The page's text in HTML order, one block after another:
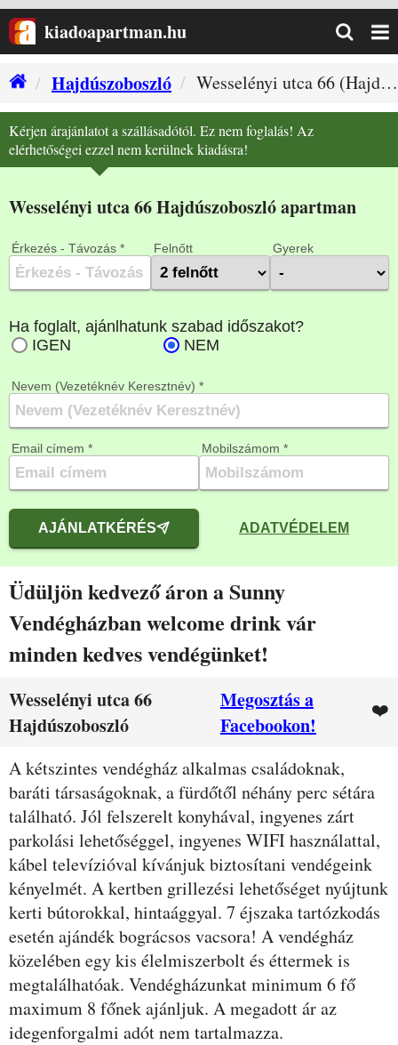
kiadoapartman.hu
Hajdúszoboszló
Wesselényi utca 66 (Hajdúszoboszló szállás)
Kérjen árajánlatot a szállásadótól. Ez nem foglalás! Az
elérhetőségei ezzel nem kerülnek kiadásra!
Wesselényi utca 66 Hajdúszoboszló apartman
Érkezés - Távozás * Felnőtt Gyerek
Nevem (Vezetéknév Keresztnév) *
Email címem * Mobilszámom *
AJÁNLATKÉRÉS ADATVÉDELEM
Üdüljön kedvező áron a Sunny
Vendégházban welcome drink vár
minden kedves vendégünket!
Wesselényi utca 66
Hajdúszoboszló
Megosztás a
Facebookon!
❤️
Leírás
A kétszintes vendégház alkalmas családoknak,
baráti társaságoknak, a fürdőtől néhány perc sétára
található. Jól felszerelt konyhával, ingyenes zárt
parkolási lehetőséggel, ingyenes WIFI használattal,
kábel televízióval kívánjuk biztosítani vendégeink
kényelmét. A kertben grillezési lehetőséget nyújtunk
kerti bútorokkal, hintaággyal. 7 éjszaka tartózkodás
esetén ajándék bográcsos vacsora! A vendégház
közelében egy kis élelmiszerbolt és éttermek is
megtalálhatóak. Vendégházunkat minimum 6 fő
maximum 8 főnek ajánljuk. A megadott ár az
idegenforgalmi adót nem tartalmazza.